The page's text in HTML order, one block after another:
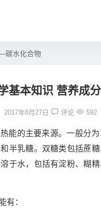
碳水化合物
基本知识 营养成
2017年8月27日 评论 592
能的主要来源。一般分
半乳糖。双糖类包括蔗
于水，包括有淀粉、糊
有：